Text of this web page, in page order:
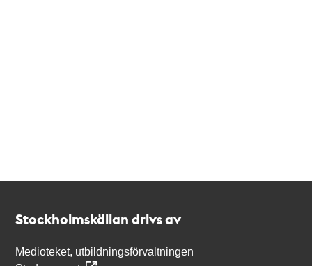
Stockholmskällan drivs av
Medioteket, utbildningsförvaltningen